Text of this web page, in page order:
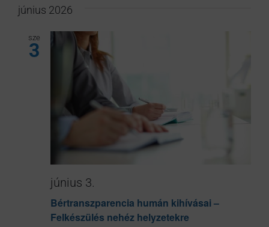
június 2026
sze
3
június 3.
Bértranszparencia humán kihívásai –
Felkészülés nehéz helyzetekre